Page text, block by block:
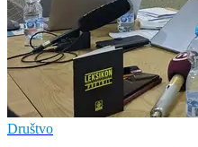
Društvo